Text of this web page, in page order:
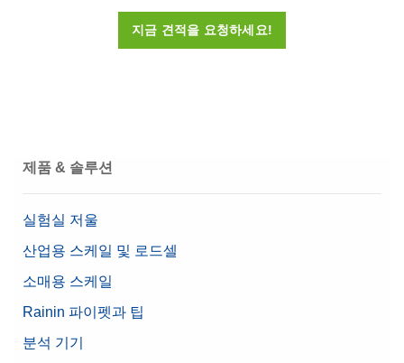
아니오
플라스틱 상자(포함)
Nominal Value
지금 견적을 요청하세요!
제품 & 솔루션
실험실 저울
산업용 스케일 및 로드셀
소매용 스케일
Rainin 파이펫과 팁
분석 기기